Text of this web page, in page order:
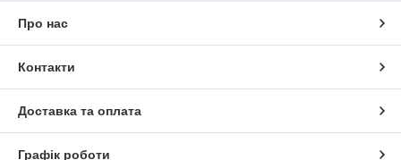
Про нас
Контакти
Доставка та оплата
Графік роботи